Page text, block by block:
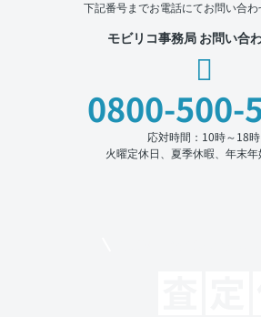
下記番号までお電話にてお問い合わ
モビリコ事務局 お問い合
0800-500-
応対時間：10時～18時
火曜定休日、夏季休暇、年末年